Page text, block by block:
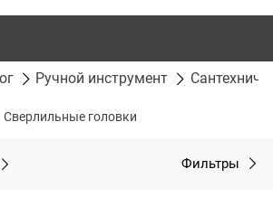
Ручной инструмент
Сверлильные головки
Фильтры